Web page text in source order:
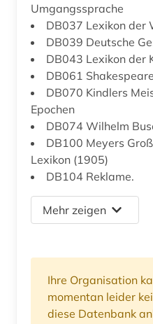
Umgangssprache
DB037 Lexikon der
DB039 Deutsche
DB043 Lexikon der
DB061
DB070 Kindlers
Epochen
DB074 Wilhelm
DB100 Meyers
Lexikon (1905)
DB104 Reklame.
Mehr zeigen
Ihre Organisation
momentan leider
diese Datenbank